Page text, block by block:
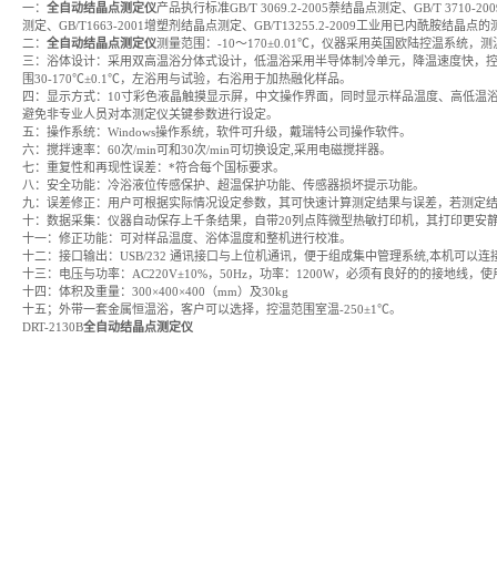
一： 全自动结晶点测定仪产品执行标准GB/T 3069.2-2005萘结晶点测定、GB/T 3710-
测定、GB/T1663-2001增塑剂结晶点测定、GB/T13255.2-2009工业用已内酰胺结晶点的
二： 全自动结晶点测定仪测量范围：-10～170±0.01℃，仪器采用英国欧陆控温系统，
三：浴体设计：采用双高温浴分体式设计，低温浴采用半导体制冷单元，降温速度快
围30-170℃±0.1℃，左浴用与试验，右浴用于加热融化样品。
四：显示方式：10寸彩色液晶触摸显示屏，中文操作界面，同时显示样品温度、高低
避免非专业人员对本测定仪关键参数进行设定。
五：操作系统：Windows操作系统，软件可升级，戴瑞特公司操作软件。
六：搅拌速率：60次/min可和30次/min可切换设定,采用电磁搅拌器。
七：重复性和再现性误差：*符合每个国标要求。
八：安全功能：冷浴液位传感保护、超温保护功能、传感器损坏提示功能。
九：误差修正：用户可根据实际情况设定参数，其可快速计算测定结果与误差，若测
十：数据采集：仪器自动保存上千条结果，自带20列点阵微型热敏打印机，其打印更安
十一：修正功能：可对样品温度、浴体温度和整机进行校准。
十二：接口输出：USB/232 通讯接口与上位机通讯，便于组成集中管理系统,本机可以
十三：电压与功率：AC220V±10%，50Hz，功率：1200W，必须有良好的的接地线，
十四：体积及重量：300×400×400（mm）及30kg
十五；外带一套金属恒温浴，客户可以选择，控温范围室温-250±1℃。
DRT-2130B全自动结晶点测定仪